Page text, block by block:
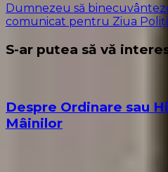
Dumnezeu să
comunicat pentru Ziua
S-ar putea să vă
Despre Ordinare sau
Mâinilor